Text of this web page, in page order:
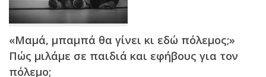
«Μαμά, μπαμπά θα γίνει κι εδώ πόλεμος;»
Πώς μιλάμε σε παιδιά και εφήβους για τον
πόλεμο;